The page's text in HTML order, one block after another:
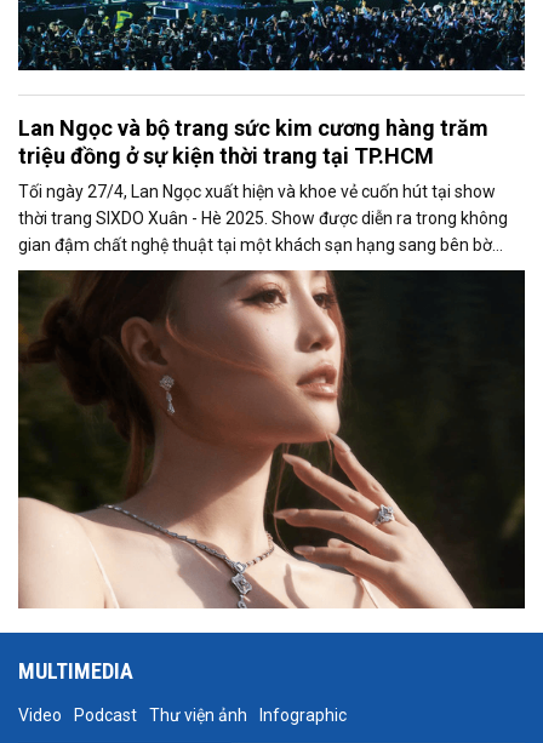
Lan Ngọc và bộ trang sức kim cương hàng trăm
triệu đồng ở sự kiện thời trang tại TP.HCM
Tối ngày 27/4, Lan Ngọc xuất hiện và khoe vẻ cuốn hút tại show
thời trang SIXDO Xuân - Hè 2025. Show được diễn ra trong không
gian đậm chất nghệ thuật tại một khách sạn hạng sang bên bờ
sông Sài Gòn. Tại sự kiện, Lan Ngọc đã thể hiện thần thái sang
trọng, rạng rỡ cùng bộ trang sức kim cương đẳng cấp trị giá gần
800 triệu đồng từ thương hiệu PNJ.
MULTIMEDIA
Video Podcast Thư viện ảnh Infographic